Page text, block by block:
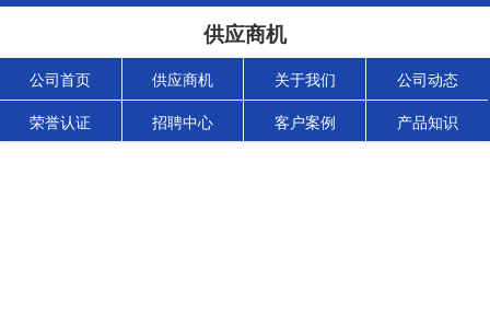
供应商机
公司首页 供应商机 关于我们 公司动态
荣誉认证 招聘中心 客户案例 产品知识